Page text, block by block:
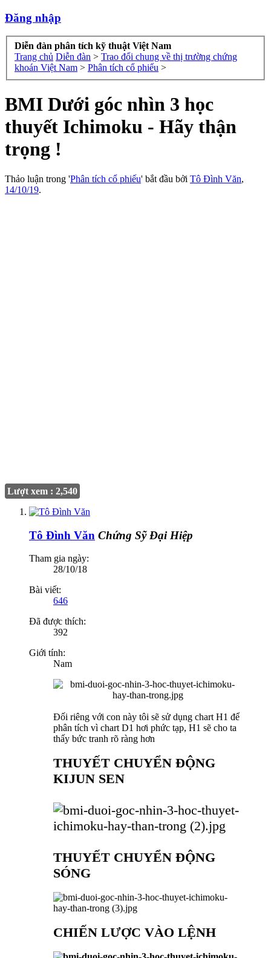
Đăng nhập
Diễn đàn phân tích kỹ thuật Việt Nam
Trang chủ Diễn đàn > Trao đổi chung về thị trường chứng
khoán Việt Nam > Phân tích cổ phiếu >
BMI Dưới góc nhìn 3 học
thuyết Ichimoku - Hãy thận
trọng !
Thảo luận trong 'Phân tích cổ phiếu' bắt đầu bởi Tô Đình Văn,
14/10/19.
Lượt xem : 2,540
Tô Đình Văn Chứng Sỹ Đại Hiệp
Tham gia ngày:
28/10/18
Bài viết:
646
Đã được thích:
392
Giới tính:
Nam
Đối riêng với con này tôi sẽ sử dụng chart H1 để
phân tích vì chart D1 hơi phức tạp, H1 sẽ cho ta
thấy bức tranh rõ ràng hơn
THUYẾT CHUYỂN ĐỘNG
KIJUN SEN
THUYẾT CHUYỂN ĐỘNG
SÓNG
CHIẾN LƯỢC VÀO LỆNH